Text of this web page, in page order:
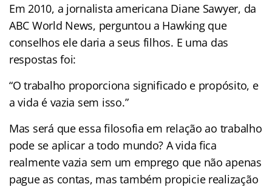
Em 2010, a jornalista americana Diane Sawyer, da
ABC World News, perguntou a Hawking que
conselhos ele daria a seus filhos. E uma das
respostas foi:
“O trabalho proporciona significado e propósito, e
a vida é vazia sem isso.”
Mas será que essa filosofia em relação ao trabalho
pode se aplicar a todo mundo? A vida fica
realmente vazia sem um emprego que não apenas
pague as contas, mas também propicie realização